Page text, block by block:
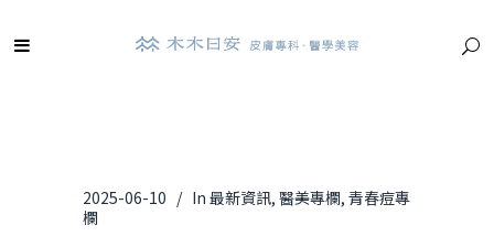
2025-06-10 In 最新資訊, 醫美專欄, 青春痘專
欄